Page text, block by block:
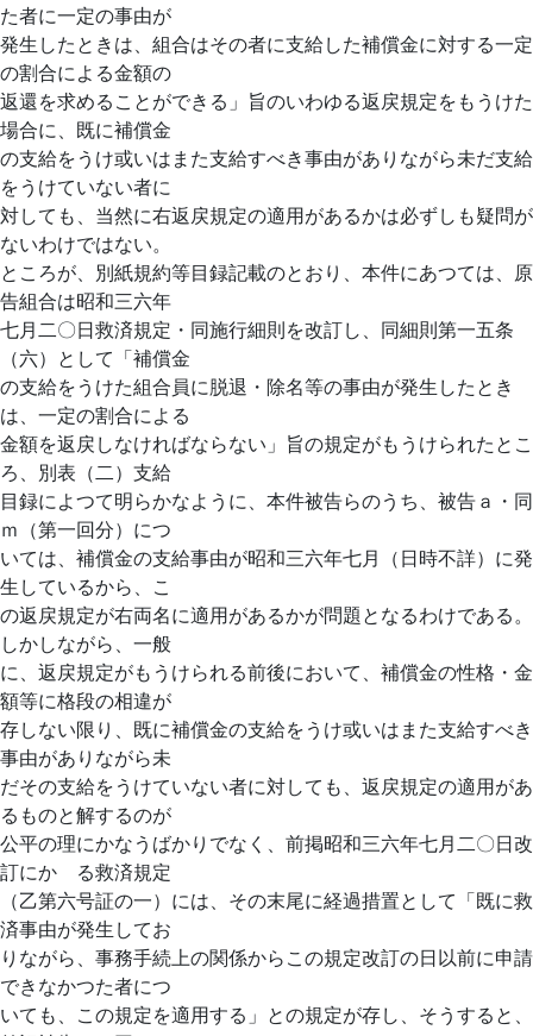
た者に一定の事由が
発生したときは、組合はその者に支給した補償金に対する一定
の割合による金額の
返還を求めることができる」旨のいわゆる返戻規定をもうけた
場合に、既に補償金
の支給をうけ或いはまた支給すべき事由がありながら未だ支給
をうけていない者に
対しても、当然に右返戻規定の適用があるかは必ずしも疑問が
ないわけではない。
ところが、別紙規約等目録記載のとおり、本件にあつては、原
告組合は昭和三六年
七月二〇日救済規定・同施行細則を改訂し、同細則第一五条
（六）として「補償金
の支給をうけた組合員に脱退・除名等の事由が発生したとき
は、一定の割合による
金額を返戻しなければならない」旨の規定がもうけられたとこ
ろ、別表（二）支給
目録によつて明らかなように、本件被告らのうち、被告ａ・同
ｍ（第一回分）につ
いては、補償金の支給事由が昭和三六年七月（日時不詳）に発
生しているから、こ
の返戻規定が右両名に適用があるかが問題となるわけである。
しかしながら、一般
に、返戻規定がもうけられる前後において、補償金の性格・金
額等に格段の相違が
存しない限り、既に補償金の支給をうけ或いはまた支給すべき
事由がありながら未
だその支給をうけていない者に対しても、返戻規定の適用があ
るものと解するのが
公平の理にかなうばかりでなく、前掲昭和三六年七月二〇日改
訂にかゝる救済規定
（乙第六号証の一）には、その末尾に経過措置として「既に救
済事由が発生してお
りながら、事務手続上の関係からこの規定改訂の日以前に申請
できなかつた者につ
いても、この規定を適用する」との規定が存し、そうすると、